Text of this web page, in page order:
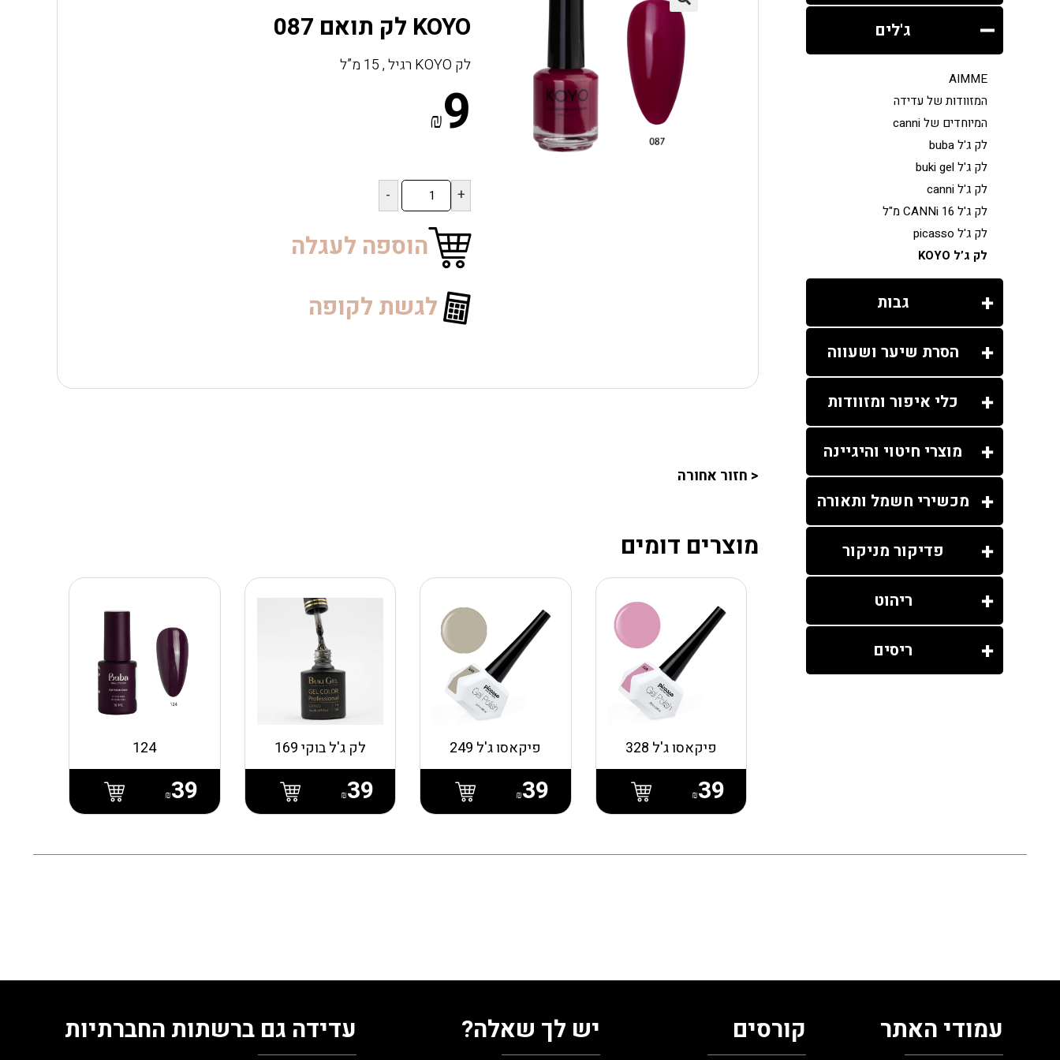
ג'לים
AIMME
המזוודות של עדידה
המיוחדים של canni
לק ג'ל buba
לק ג'ל buki gel
לק ג'ל canni
לק ג'ל CANNi 16 מ"ל
לק ג'ל picasso
לק ג’ל KOYO
גבות
הסרת שיער ושעווה
כלי איפור ומזוודות
מוצרי חיטוי והיגיינה
מכשירי חשמל ותאורה
פדיקור מניקור
ריהוט
ריסים
🔍 KOYO לק תואם 087
לק KOYO רגיל , 15 מ”ל
₪9
כמות
של
KOYO
לק
תואם
087
הוספה לעגלה
לגשת לקופה
< חזור אחורה
מוצרים דומים
פיקאסו ג'ל 328
₪39
פיקאסו ג'ל 249
₪39
לק ג'ל בוקי 169
₪39
124
₪39
עמודי האתר קורסים יש לך שאלה? עדידה גם ברשתות החברתיות